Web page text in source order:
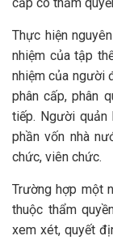
Thực hiện
nhiệm của tập
nhiệm của người
phân cấp, phân
tiếp. Người quản
phần vốn nhà
chức, viên chức.
Trường hợp một
thuộc thẩm
xem xét, quyết